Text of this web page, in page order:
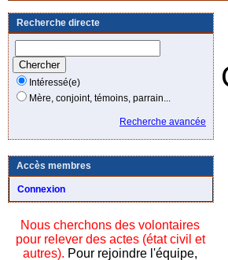
Recherche directe
Intéressé(e)
Mère, conjoint, témoins, parrain...
Recherche avancée
Accès membres
Connexion
Nous cherchons des volontaires
pour relever des actes (état civil et
autres). Pour rejoindre l'équipe,